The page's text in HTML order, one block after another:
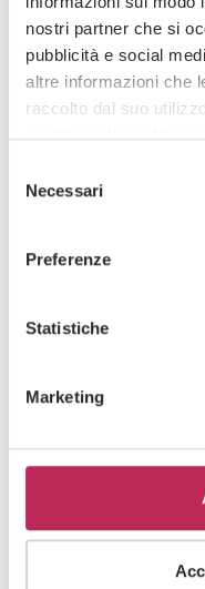
nostri partner che si
pubblicità e social
altre informazioni che
raccolto dal suo
nostra cookie policy
Attenzione: chiudendo
un’area sottostante o
delNecessari
Preferenze
Statistiche
Marketing
Iscriviti alla newsletter
Newsletter
Area di interesse
Cliccando su
dell'informativa della